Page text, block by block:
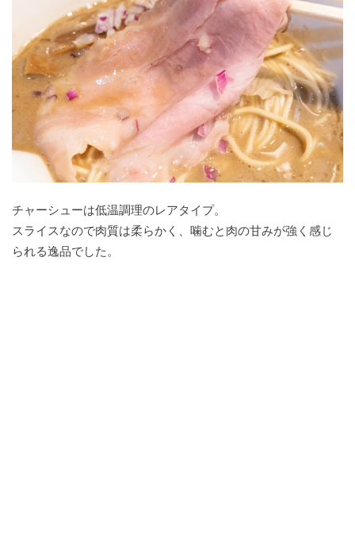
チャーシューは低温調理のレアタイプ。
スライスなので肉質は柔らかく、噛むと肉の甘みが強く感じ
られる逸品でした。